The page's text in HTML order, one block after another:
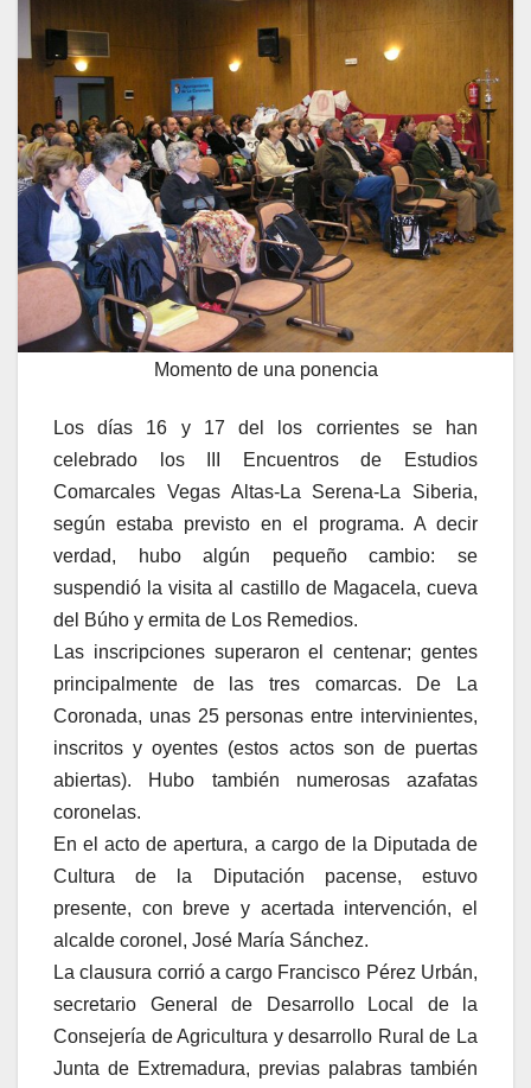
Momento de una ponencia
Los días 16 y 17 del los corrientes se han
celebrado los III Encuentros de Estudios
Comarcales Vegas Altas-La Serena-La Siberia,
según estaba previsto en el programa. A decir
verdad, hubo algún pequeño cambio: se
suspendió la visita al castillo de Magacela, cueva
del Búho y ermita de Los Remedios.
Las inscripciones superaron el centenar; gentes
principalmente de las tres comarcas. De La
Coronada, unas 25 personas entre intervinientes,
inscritos y oyentes (estos actos son de puertas
abiertas). Hubo también numerosas azafatas
coronelas.
En el acto de apertura, a cargo de la Diputada de
Cultura de la Diputación pacense, estuvo
presente, con breve y acertada intervención, el
alcalde coronel, José María Sánchez.
La clausura corrió a cargo Francisco Pérez Urbán,
secretario General de Desarrollo Local de la
Consejería de Agricultura y desarrollo Rural de La
Junta de Extremadura, previas palabras también